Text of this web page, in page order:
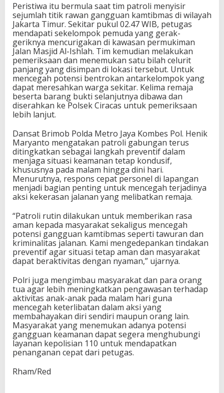
Peristiwa itu bermula saat tim patroli menyisir
sejumlah titik rawan gangguan kamtibmas di wilayah
Jakarta Timur. Sekitar pukul 02.47 WIB, petugas
mendapati sekelompok pemuda yang gerak-
geriknya mencurigakan di kawasan permukiman
Jalan Masjid Al-Ishlah. Tim kemudian melakukan
pemeriksaan dan menemukan satu bilah celurit
panjang yang disimpan di lokasi tersebut. Untuk
mencegah potensi bentrokan antarkelompok yang
dapat meresahkan warga sekitar. Kelima remaja
beserta barang bukti selanjutnya dibawa dan
diserahkan ke Polsek Ciracas untuk pemeriksaan
lebih lanjut.
Dansat Brimob Polda Metro Jaya Kombes Pol. Henik
Maryanto mengatakan patroli gabungan terus
ditingkatkan sebagai langkah preventif dalam
menjaga situasi keamanan tetap kondusif,
khususnya pada malam hingga dini hari.
Menurutnya, respons cepat personel di lapangan
menjadi bagian penting untuk mencegah terjadinya
aksi kekerasan jalanan yang melibatkan remaja.
“Patroli rutin dilakukan untuk memberikan rasa
aman kepada masyarakat sekaligus mencegah
potensi gangguan kamtibmas seperti tawuran dan
kriminalitas jalanan. Kami mengedepankan tindakan
preventif agar situasi tetap aman dan masyarakat
dapat beraktivitas dengan nyaman,” ujarnya.
Polri juga mengimbau masyarakat dan para orang
tua agar lebih meningkatkan pengawasan terhadap
aktivitas anak-anak pada malam hari guna
mencegah keterlibatan dalam aksi yang
membahayakan diri sendiri maupun orang lain.
Masyarakat yang menemukan adanya potensi
gangguan keamanan dapat segera menghubungi
layanan kepolisian 110 untuk mendapatkan
penanganan cepat dari petugas.
Rham/Red